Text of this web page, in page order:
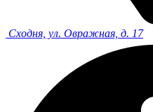
Сходня, ул. Овражная, д. 17